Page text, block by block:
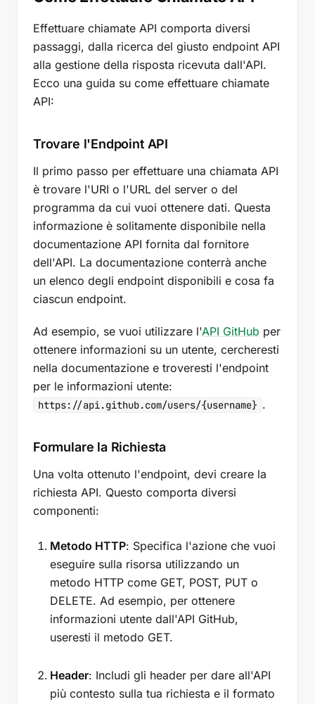
Effettuare chiamate API comporta diversi
passaggi, dalla ricerca del giusto endpoint API
alla gestione della risposta ricevuta dall'API.
Ecco una guida su come effettuare chiamate
API:
Trovare l'Endpoint API
Il primo passo per effettuare una chiamata API
è trovare l'URI o l'URL del server o del
programma da cui vuoi ottenere dati. Questa
informazione è solitamente disponibile nella
documentazione API fornita dal fornitore
dell'API. La documentazione conterrà anche
un elenco degli endpoint disponibili e cosa fa
ciascun endpoint.
Ad esempio, se vuoi utilizzare l'API GitHub per
ottenere informazioni su un utente, cercheresti
nella documentazione e troveresti l'endpoint
per le informazioni utente:
https://api.github.com/users/{username} .
Formulare la Richiesta
Una volta ottenuto l'endpoint, devi creare la
richiesta API. Questo comporta diversi
componenti:
Metodo HTTP: Specifica l'azione che vuoi
eseguire sulla risorsa utilizzando un
metodo HTTP come GET, POST, PUT o
DELETE. Ad esempio, per ottenere
informazioni utente dall'API GitHub,
useresti il metodo GET.
Header: Includi gli header per dare all'API
più contesto sulla tua richiesta e il formato